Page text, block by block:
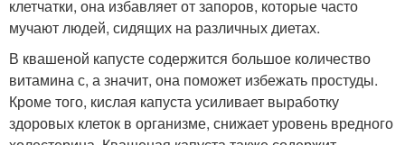
клетчатки, она избавляет от запоров, которые часто
мучают людей, сидящих на различных диетах.
В квашеной капусте содержится большое количество
витамина с, а значит, она поможет избежать простуды.
Кроме того, кислая капуста усиливает выработку
здоровых клеток в организме, снижает уровень вредного